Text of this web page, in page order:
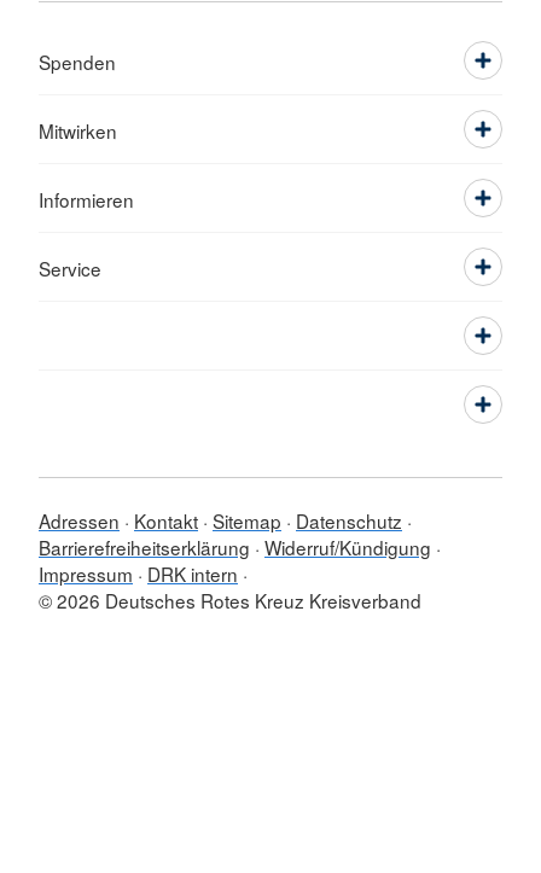
Spenden
Mitwirken
Informieren
Service
Adressen Kontakt Sitemap
Datenschutz
Barrierefreiheitserklärung Widerruf/Kündigung
Impressum
DRK intern
© 2026 Deutsches Rotes Kreuz Kreisverband